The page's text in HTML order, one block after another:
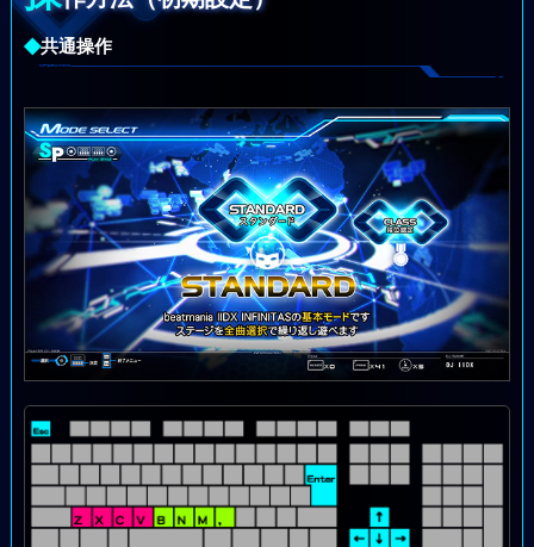
◆共通操作